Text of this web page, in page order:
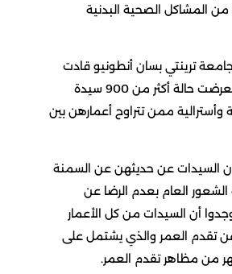
الصحية البدنية
بسان أنطونيو قادت
الدراسة التي استعرضت حالة أكثر من 900 سيدة
ممن تتراوح أعمارهن بين
عن حديثهن عن السمنة
العام بعدم الرضا عن
السيدات من كل الأعمار
العمر والذي يشتمل على
تقدم العمر.